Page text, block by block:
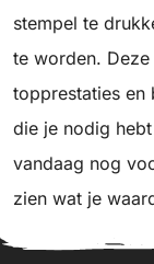
stempel te
te worden.
topprestaties en
die je nodig
vandaag nog
zien wat je